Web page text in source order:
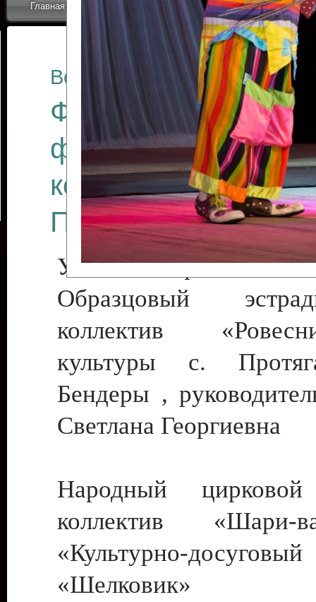
Главная Коллективы Новости
ОТЧЕТЫ ГКЦ
Все отчеты
Финал
фестиваля
коллективов
Приднестровского
Участники фестиваля:
Образцовый
коллектив
культуры с.
Бендеры ,
Светлана Георгиевна
Народный цирковой
коллектив
«Культурно-
«Шелковик»